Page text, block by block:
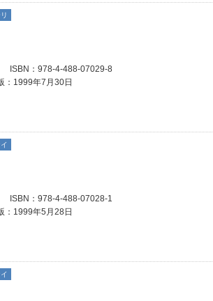
：978-4-488-07029-8
1999年7月30日
：978-4-488-07028-1
1999年5月28日